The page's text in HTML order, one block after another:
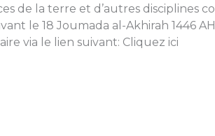
de la terre et d’autres disciplines
le 18 Joumada al-Akhirah 1446
via le lien suivant: Cliquez ici